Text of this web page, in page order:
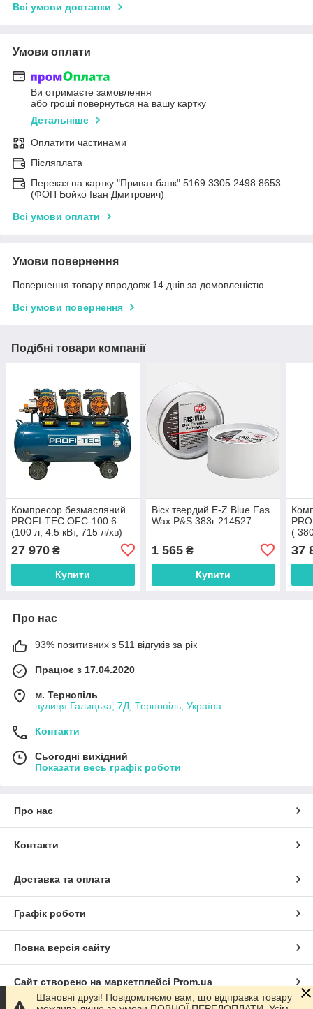
Всі умови доставки
Умови оплати
Ви отримаєте замовлення
або гроші повернуться на вашу картку
Детальніше
Оплатити частинами
Післяплата
Переказ на картку "Приват банк" 5169 3305 2498 8653
(ФОП Бойко Іван Дмитрович)
Всі умови оплати
Умови повернення
Повернення товару впродовж 14 днів за домовленістю
Всі умови повернення
Подібні товари компанії
Компресор безмасляний
PROFI-TEC OFC-100.6
(100 л, 4.5 кВт, 715 л/хв)
27 970 ₴
Купити
Віск твердий E-Z Blue Fas
Wax P&S 383г 214527
1 565₴
Купити
(
37
Про нас
93% позитивних з 511 відгуків за рік
Працює з 17.04.2020
м. Тернопіль
вулиця Галицька, 7Д, Тернопіль, Україна
Контакти
Сьогодні вихідний
Показати весь графік роботи
Про нас
Контакти
Доставка та оплата
Графік роботи
Повна версія сайту
Сайт створено на маркетплейсі Prom.ua
Шановні друзі! Повідомляємо вам, що відправка товару